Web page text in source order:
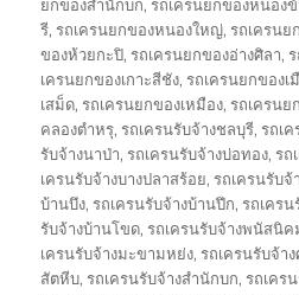
ยกของสำนักบก,รถเครนยกของหนอง
รี,รถเครนยกของหนองใหญ่,รถเครนย
ของห้วยกะปิ,รถเครนยกของอ่างศิลา,
เครนยกของเกาะสีชัง,รถเครนยกของเ
เสม็ด,รถเครนยกของเหมือง,รถเครน
คลองตำหรุ,รถเครนรับจ้างชลบุรี,รถเ
รับจ้างนาป่า,รถเครนรับจ้างบ่อทอง,รถ
เครนรับจ้างบางปลาสร้อย,รถเครนรับจ้
บ้านบึง,รถเครนรับจ้างบ้านปึก,รถเคร
รับจ้างบ้านโขด,รถเครนรับจ้างพนัสนิค
เครนรับจ้างมะขามหย่ง,รถเครนรับจ้า
สัตหีบ,รถเครนรับจ้างสำนักบก,รถเคร